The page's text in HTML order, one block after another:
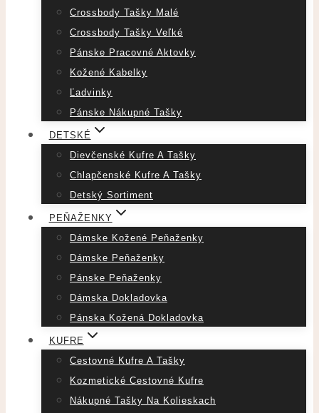
Crossbody Tašky Malé
Crossbody Tašky Veľké
Pánske Pracovné Aktovky
Kožené Kabelky
Ľadvinky
Pánske Nákupné Tašky
DETSKÉ
Dievčenské Kufre A Tašky
Chlapčenské Kufre A Tašky
Detský Sortiment
PEŇAŽENKY
Dámske Kožené Peňaženky
Dámske Peňaženky
Pánske Peňaženky
Dámska Dokladovka
Pánska Kožená Dokladovka
KUFRE
Cestovné Kufre A Tašky
Kozmetické Cestovné Kufre
Nákupné Tašky Na Kolieskach